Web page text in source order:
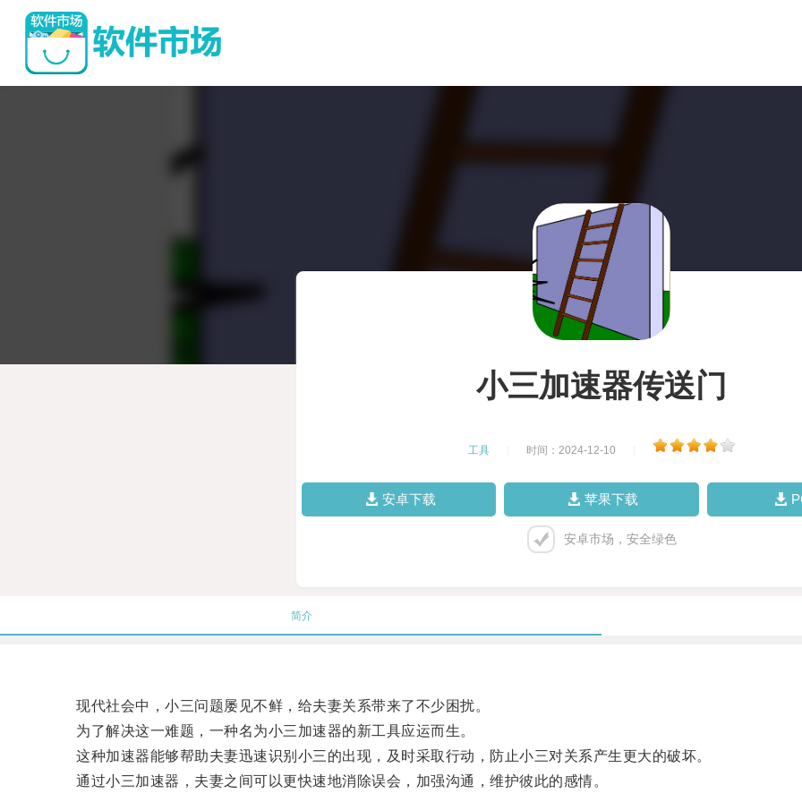
小三加速器传送门
工具 时间：2024-12-10
安卓下载 苹果下载
安卓市场，安全绿色
简介
现代社会中，小三问题屡见不鲜，给夫妻关系带来了不少困扰。
为了解决这一难题，一种名为小三加速器的新工具应运而生。
这种加速器能够帮助夫妻迅速识别小三的出现，及时采取行动，防止小三对关系产生更大的破坏。
通过小三加速器，夫妻之间可以更快速地消除误会，加强沟通，维护彼此的感情。